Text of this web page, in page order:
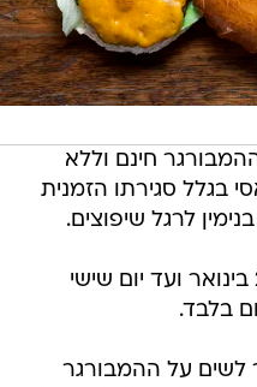
חינם וללא
בגלל סגירתו הזמנית
לרגל שיפוצים.
החל מיום ראשון ה-29 בינואר ועד יום שישי
לשים על ההמבורגר